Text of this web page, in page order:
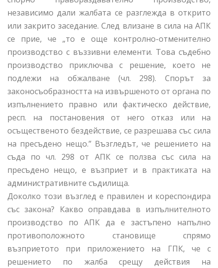
независимо дали жалбата се разглежда в открито
или закрито заседание. След влизане в сила на АПК
се прие, че „то е още контролно-отменително
производство с въззивни елементи. Това съдебно
производство приключва с решение, което не
подлежи на обжалване (чл. 298). Спорът за
законосъобразността на извършеното от органа по
изпълнението правно или фактическо действие,
респ. на постановения от него отказ или на
осъщественото бездействие, се разрешава със сила
на пресъдено нещо.” Възгледът, че решението на
съда по чл. 298 от АПК се ползва със сила на
пресъдено нещо, е възприет и в практиката на
административните съдилища.
Доколко този възглед е правилен и кореспондира
със закона? Какво оправдава в изпълнителното
производство по АПК да е застъпено напълно
противоположното становище спрямо
възприетото при приложението на ГПК, че с
решението по жалба срещу действия на